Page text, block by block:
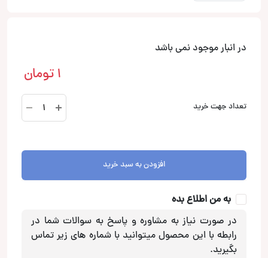
در انبار موجود نمی باشد
1 تومان
تعداد جهت خرید
اینترفیس
206
عدد
افزودن به سبد خرید
به من اطلاع بده
در صورت نیاز به مشاوره و پاسخ به سوالات شما در
رابطه با این محصول میتوانید با شماره های زیر تماس
بگیرید.